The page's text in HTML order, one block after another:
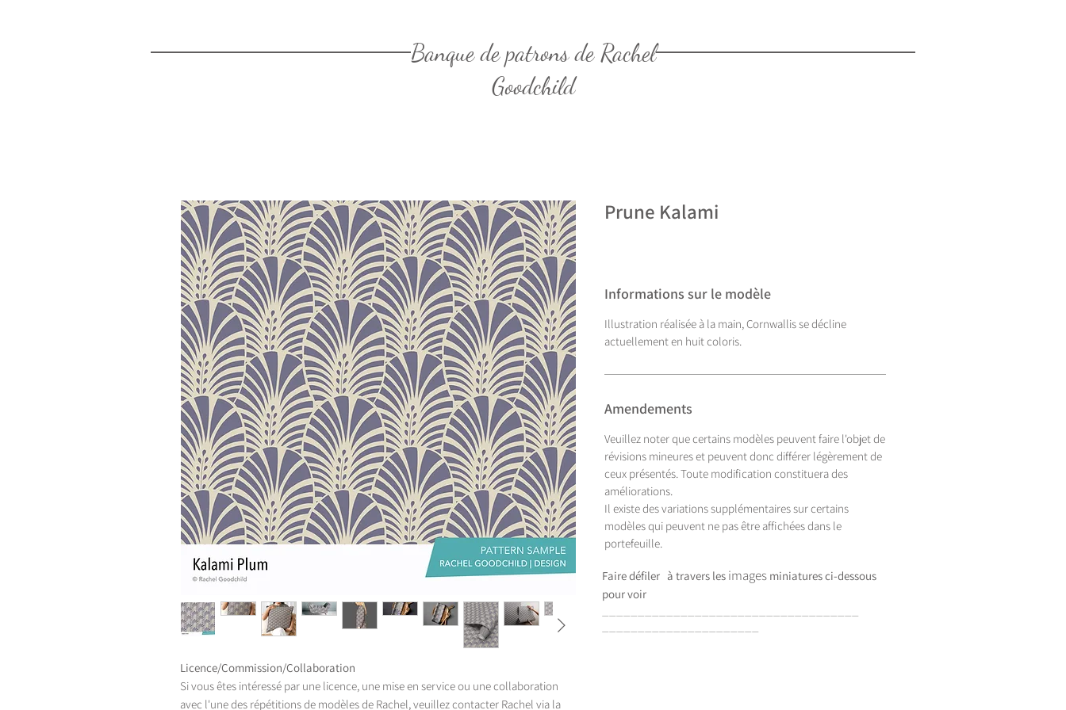
Banque de patrons de Rachel
Goodchild
Licence/Commission/Collaboration
Si vous êtes intéressé par une licence, une mise en service ou une collaboration
avec l'une des répétitions de modèles de Rachel, veuillez contacter Rachel via la
Prune Kalami
Informations sur le modèle
Illustration réalisée à la main, Cornwallis se décline
actuellement en huit coloris.
Amendements
Veuillez noter que certains modèles peuvent faire l'objet de
révisions mineures et peuvent donc différer légèrement de
ceux présentés. Toute modification constituera des
améliorations.
Il existe des variations supplémentaires sur certains
modèles qui peuvent ne pas être affichées dans le
portefeuille.
Faire défiler à travers les images miniaturesci-dessous
pour voir